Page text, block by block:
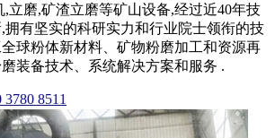
,立磨,矿渣立磨等矿山设备,经过近40年技
拥有坚实的科研实力和行业院士领衔的技
球粉体新材料、矿物粉磨加工和资源再
装备技术、系统解决方案和服务 .
8511